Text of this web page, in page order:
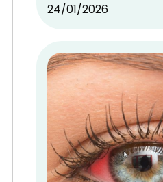
24/01/2026